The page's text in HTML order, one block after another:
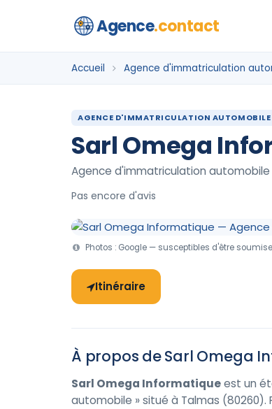
Agence.contact
Accueil Agence d'immatriculation
AGENCE D'IMMATRICULATION AUTOMOBILE
Sarl Omega
Agence d'immatriculation automobile
Pas encore d'avis
Photos : Google — susceptibles d'être
Itinéraire
À propos de Sarl Omega
Sarl Omega Informatiqueest un
automobile » situé à Talmas